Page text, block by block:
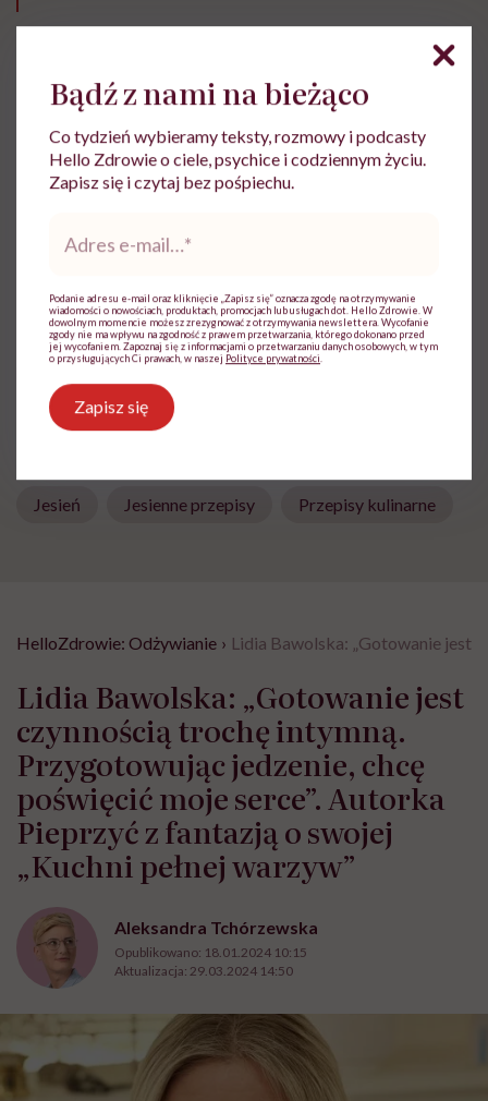
Ewa Wojciechowska
Dziennikarka, filolożka, politolożka,
innych
Zobacz profil
Jesień Jesienne przepisy Przepisy kulinarne
HelloZdrowie: Odżywianie › Lidia Bawolska: „Gotowanie jest
Lidia Bawolska: „Gotowanie jest
czynnością trochę intymną.
Przygotowując jedzenie, chcę
poświęcić moje serce”. Autorka
Pieprzyć z fantazją o swojej
„Kuchni pełnej warzyw”
Aleksandra Tchórzewska
Opublikowano: 18.01.2024 10:15
Aktualizacja: 29.03.2024 14:50
Bądź z nami na bieżąco
Co tydzień wybieramy teksty, rozmowy i podcasty
Hello Zdrowie o ciele, psychice i codziennym życiu.
Zapisz się i czytaj bez pośpiechu.
mail*
Podanie adresu e-mail oraz kliknięcie „Zapisz się” oznacza zgodę na otrzymywanie
wiadomości o nowościach, produktach, promocjach lub usługach dot. Hello Zdrowie. W
dowolnym momencie możesz zrezygnować z otrzymywania newslettera. Wycofanie
zgody nie ma wpływu na zgodność z prawem przetwarzania, którego dokonano przed
jej wycofaniem. Zapoznaj się z informacjami o przetwarzaniu danych osobowych, w tym
o przysługujących Ci prawach, w naszej Polityce prywatności
Zapisz się